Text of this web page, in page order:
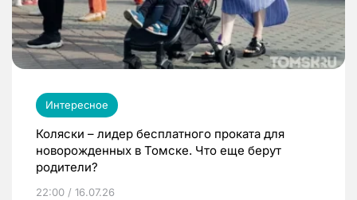
Интересное
Коляски – лидер бесплатного проката для
новорожденных в Томске. Что еще берут
родители?
22:00 / 16.07.26